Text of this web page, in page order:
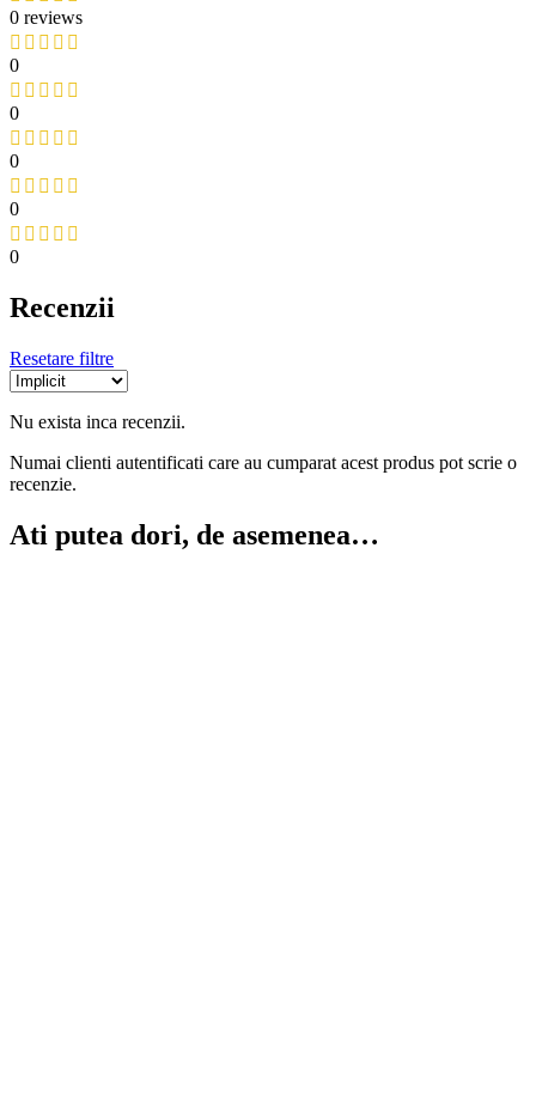
0 reviews
0
0
0
0
0
Recenzii
Resetare filtre
Nu exista inca recenzii.
Numai clienti autentificati care au cumparat acest produs pot scrie o
recenzie.
Ati putea dori, de asemenea…